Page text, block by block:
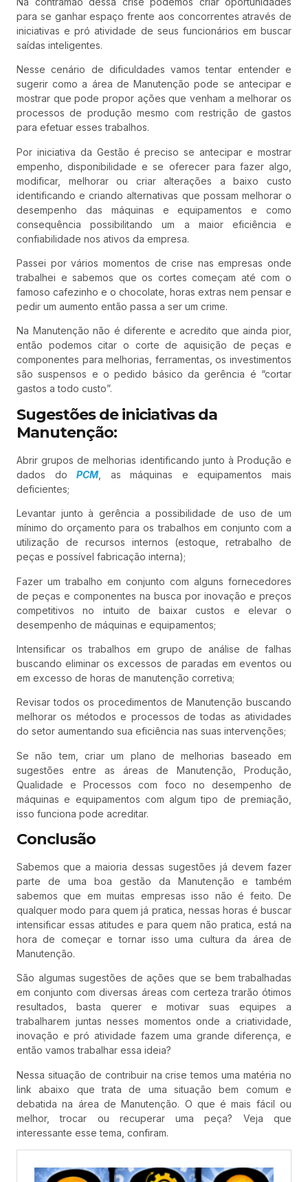
para se ganhar espaço frente aos concorrentes através de
iniciativas e pró atividade de seus funcionários em buscar
saídas inteligentes.
Nesse cenário de dificuldades vamos tentar entender e
sugerir como a área de Manutenção pode se antecipar e
mostrar que pode propor ações que venham a melhorar os
processos de produção mesmo com restrição de gastos
para efetuar esses trabalhos.
Por iniciativa da Gestão é preciso se antecipar e mostrar
empenho, disponibilidade e se oferecer para fazer algo,
modificar, melhorar ou criar alterações a baixo custo
identificando e criando alternativas que possam melhorar o
desempenho das máquinas e equipamentos e como
consequência possibilitando um a maior eficiência e
confiabilidade nos ativos da empresa.
Passei por vários momentos de crise nas empresas onde
trabalhei e sabemos que os cortes começam até com o
famoso cafezinho e o chocolate, horas extras nem pensar e
pedir um aumento então passa a ser um crime.
Na Manutenção não é diferente e acredito que ainda pior,
então podemos citar o corte de aquisição de peças e
componentes para melhorias, ferramentas, os investimentos
são suspensos e o pedido básico da gerência é “cortar
gastos a todo custo”.
Sugestões de iniciativas da
Manutenção:
Abrir grupos de melhorias identificando junto à Produção e
dados doPCM, as máquinas e equipamentos mais
deficientes;
Levantar junto à gerência a possibilidade de uso de um
mínimo do orçamento para os trabalhos em conjunto com a
utilização de recursos internos (estoque, retrabalho de
peças e possível fabricação interna);
Fazer um trabalho em conjunto com alguns fornecedores
de peças e componentes na busca por inovação e preços
competitivos no intuito de baixar custos e elevar o
desempenho de máquinas e equipamentos;
Intensificar os trabalhos em grupo de análise de falhas
buscando eliminar os excessos de paradas em eventos ou
em excesso de horas de manutenção corretiva;
Revisar todos os procedimentos de Manutenção buscando
melhorar os métodos e processos de todas as atividades
do setor aumentando sua eficiência nas suas intervenções;
Se não tem, criar um plano de melhorias baseado em
sugestões entre as áreas de Manutenção, Produção,
Qualidade e Processos com foco no desempenho de
máquinas e equipamentos com algum tipo de premiação,
isso funciona pode acreditar.
Conclusão
Sabemos que a maioria dessas sugestões já devem fazer
parte de uma boa gestão da Manutenção e também
sabemos que em muitas empresas isso não é feito. De
qualquer modo para quem já pratica, nessas horas é buscar
intensificar essas atitudes e para quem não pratica, está na
hora de começar e tornar isso uma cultura da área de
Manutenção.
São algumas sugestões de ações que se bem trabalhadas
em conjunto com diversas áreas com certeza trarão ótimos
resultados, basta querer e motivar suas equipes a
trabalharem juntas nesses momentos onde a criatividade,
inovação e pró atividade fazem uma grande diferença, e
então vamos trabalhar essa ideia?
Nessa situação de contribuir na crise temos uma matéria no
link abaixo que trata de uma situação bem comum e
debatida na área de Manutenção. O que é mais fácil ou
melhor, trocar ou recuperar uma peça? Veja que
interessante esse tema, confiram.